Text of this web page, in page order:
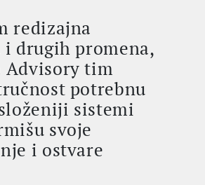
redizajna
i drugih promena,
Advisory tim
potrebnu
sistemi
svoje
i ostvare